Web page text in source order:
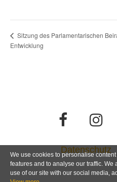
Sitzung des Parlamentarischen
Entwicklung
Datenschutz
We use cookies to personalise
features and to analyse our traffic.
use of our site with our social media,